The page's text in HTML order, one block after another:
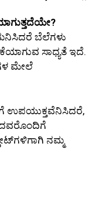
ಬೆಲೆಗಳು
ಸಾಧ್ಯತೆ ಇದೆ.
ಮೇಲೆ
ನಮ್ಮ